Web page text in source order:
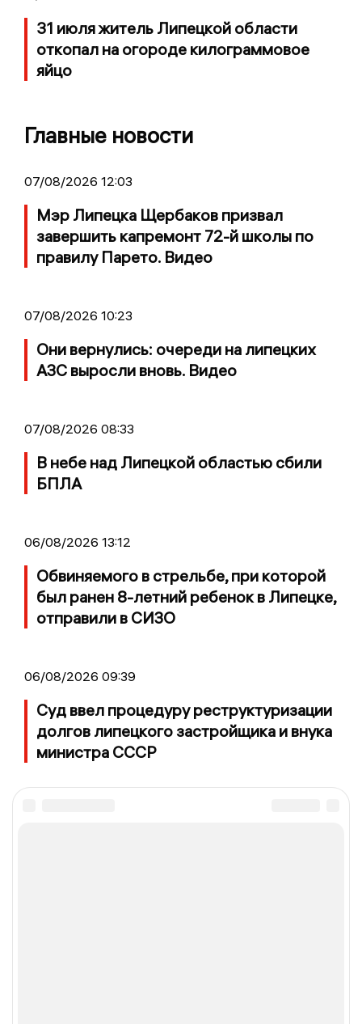
31 июля житель Липецкой области
откопал на огороде килограммовое
яйцо
Главные новости
07/08/2026 12:03
Мэр Липецка Щербаков призвал
завершить капремонт 72-й школы по
правилу Парето. Видео
07/08/2026 10:23
Они вернулись: очереди на липецких
АЗС выросли вновь. Видео
07/08/2026 08:33
В небе над Липецкой областью сбили
БПЛА
06/08/2026 13:12
Обвиняемого в стрельбе, при которой
был ранен 8-летний ребенок в Липецке,
отправили в СИЗО
06/08/2026 09:39
Суд ввел процедуру реструктуризации
долгов липецкого застройщика и внука
министра СССР